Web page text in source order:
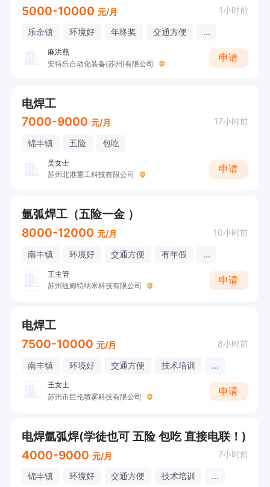
5000-10000 元/月 1小时前
乐余镇 环境好 年终奖 交通方便 ...
麻洪燕
安特乐自动化装备(苏州)有限公司
申请
电焊工
7000-9000 元/月 17小时前
锦丰镇 五险 包吃
吴女士
苏州北港重工科技有限公司
申请
氩弧焊工（五险一金 ）
8000-12000 元/月 10小时前
南丰镇 环境好 交通方便 有年假 ...
王主管
苏州纽姆特纳米科技有限公司
申请
电焊工
7500-10000 元/月 8小时前
南丰镇 环境好 交通方便 技术培训 ...
王女士
苏州市巨伦喷雾科技有限公司
申请
电焊氩弧焊(学徒也可 五险 包吃 直接电联！)
4000-9000 元/月 7小时前
锦丰镇 环境好 交通方便 技术培训 ...